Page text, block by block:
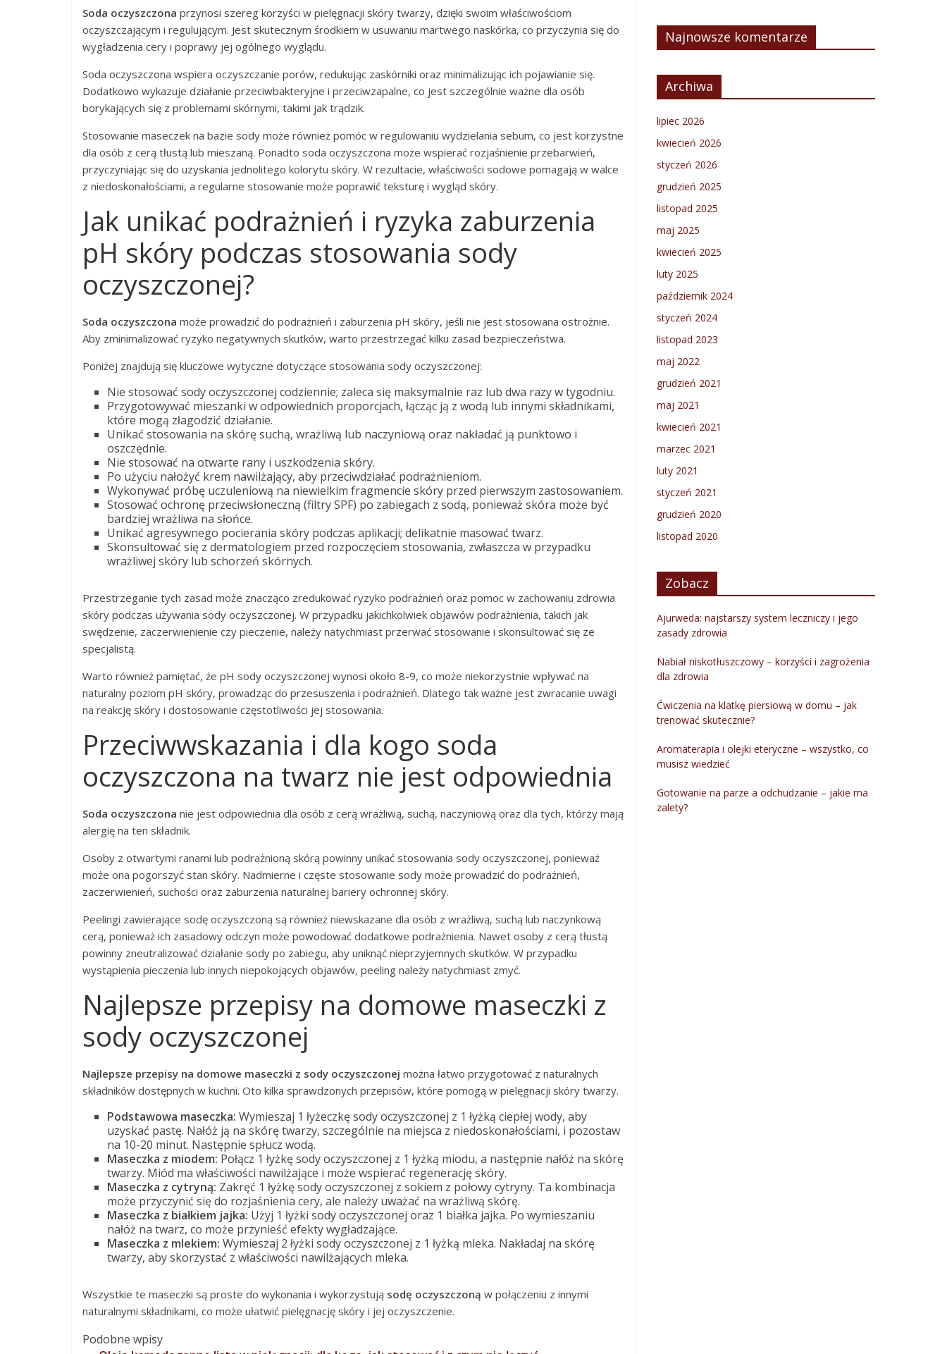
Soda oczyszczona przynosi szereg korzyści w pielęgnacji skóry twarzy, dzięki swoim właściwościom
oczyszczającym i regulującym. Jest skutecznym środkiem w usuwaniu martwego naskórka, co przyczynia się do
wygładzenia cery i poprawy jej ogólnego wyglądu.
Soda oczyszczona wspiera oczyszczanie porów, redukując zaskórniki oraz minimalizując ich pojawianie się.
Dodatkowo wykazuje działanie przeciwbakteryjne i przeciwzapalne, co jest szczególnie ważne dla osób
borykających się z problemami skórnymi, takimi jak trądzik.
Stosowanie maseczek na bazie sody może również pomóc w regulowaniu wydzielania sebum, co jest korzystne
dla osób z cerą tłustą lub mieszaną. Ponadto soda oczyszczona może wspierać rozjaśnienie przebarwień,
przyczyniając się do uzyskania jednolitego kolorytu skóry. W rezultacie, właściwości sodowe pomagają w walce
z niedoskonałościami, a regularne stosowanie może poprawić teksturę i wygląd skóry.
Jak unikać podrażnień i ryzyka zaburzenia
pH skóry podczas stosowania sody
oczyszczonej?
Soda oczyszczona może prowadzić do podrażnień i zaburzenia pH skóry, jeśli nie jest stosowana ostrożnie.
Aby zminimalizować ryzyko negatywnych skutków, warto przestrzegać kilku zasad bezpieczeństwa.
Poniżej znajdują się kluczowe wytyczne dotyczące stosowania sody oczyszczonej:
Nie stosować sody oczyszczonej codziennie; zaleca się maksymalnie raz lub dwa razy w tygodniu.
Przygotowywać mieszanki w odpowiednich proporcjach, łącząc ją z wodą lub innymi składnikami,
które mogą złagodzić działanie.
Unikać stosowania na skórę suchą, wrażliwą lub naczyniową oraz nakładać ją punktowo i
oszczędnie.
Nie stosować na otwarte rany i uszkodzenia skóry.
Po użyciu nałożyć krem nawilżający, aby przeciwdziałać podrażnieniom.
Wykonywać próbę uczuleniową na niewielkim fragmencie skóry przed pierwszym zastosowaniem.
Stosować ochronę przeciwsłoneczną (filtry SPF) po zabiegach z sodą, ponieważ skóra może być
bardziej wrażliwa na słońce.
Unikać agresywnego pocierania skóry podczas aplikacji; delikatnie masować twarz.
Skonsultować się z dermatologiem przed rozpoczęciem stosowania, zwłaszcza w przypadku
wrażliwej skóry lub schorzeń skórnych.
Przestrzeganie tych zasad może znacząco zredukować ryzyko podrażnień oraz pomoc w zachowaniu zdrowia
skóry podczas używania sody oczyszczonej. W przypadku jakichkolwiek objawów podrażnienia, takich jak
swędzenie, zaczerwienienie czy pieczenie, należy natychmiast przerwać stosowanie i skonsultować się ze
specjalistą.
Warto również pamiętać, że pH sody oczyszczonej wynosi około 8-9, co może niekorzystnie wpływać na
naturalny poziom pH skóry, prowadząc do przesuszenia i podrażnień. Dlatego tak ważne jest zwracanie uwagi
na reakcję skóry i dostosowanie częstotliwości jej stosowania.
Przeciwwskazania i dla kogo soda
oczyszczona na twarz nie jest odpowiednia
Soda oczyszczona nie jest odpowiednia dla osób z cerą wrażliwą, suchą, naczyniową oraz dla tych, którzy mają
alergię na ten składnik.
Osoby z otwartymi ranami lub podrażnioną skórą powinny unikać stosowania sody oczyszczonej, ponieważ
może ona pogorszyć stan skóry. Nadmierne i częste stosowanie sody może prowadzić do podrażnień,
zaczerwienień, suchości oraz zaburzenia naturalnej bariery ochronnej skóry.
Peelingi zawierające sodę oczyszczoną są również niewskazane dla osób z wrażliwą, suchą lub naczynkową
cerą, ponieważ ich zasadowy odczyn może powodować dodatkowe podrażnienia. Nawet osoby z cerą tłustą
powinny zneutralizować działanie sody po zabiegu, aby uniknąć nieprzyjemnych skutków. W przypadku
wystąpienia pieczenia lub innych niepokojących objawów, peeling należy natychmiast zmyć.
Najlepsze przepisy na domowe maseczki z
sody oczyszczonej
Najlepsze przepisy na domowe maseczki z sody oczyszczonej można łatwo przygotować z naturalnych
składników dostępnych w kuchni. Oto kilka sprawdzonych przepisów, które pomogą w pielęgnacji skóry twarzy.
Podstawowa maseczka: Wymieszaj 1 łyżeczkę sody oczyszczonej z 1 łyżką ciepłej wody, aby
uzyskać pastę. Nałóż ją na skórę twarzy, szczególnie na miejsca z niedoskonałościami, i pozostaw
na 10-20 minut. Następnie spłucz wodą.
Maseczka z miodem: Połącz 1 łyżkę sody oczyszczonej z 1 łyżką miodu, a następnie nałóż na skórę
twarzy. Miód ma właściwości nawilżające i może wspierać regenerację skóry.
Maseczka z cytryną: Zakręć 1 łyżkę sody oczyszczonej z sokiem z połowy cytryny. Ta kombinacja
może przyczynić się do rozjaśnienia cery, ale należy uważać na wrażliwą skórę.
Maseczka z białkiem jajka: Użyj 1 łyżki sody oczyszczonej oraz 1 białka jajka. Po wymieszaniu
nałóż na twarz, co może przynieść efekty wygładzające.
Maseczka z mlekiem: Wymieszaj 2 łyżki sody oczyszczonej z 1 łyżką mleka. Nakładaj na skórę
twarzy, aby skorzystać z właściwości nawilżających mleka.
Wszystkie te maseczki są proste do wykonania i wykorzystują sodę oczyszczoną w połączeniu z innymi
naturalnymi składnikami, co może ułatwić pielęgnację skóry i jej oczyszczenie.
Podobne wpisy
Najnowsze komentarze
Archiwa
lipiec 2026
kwiecień 2026
styczeń 2026
grudzień 2025
listopad 2025
maj 2025
kwiecień 2025
luty 2025
październik 2024
styczeń 2024
listopad 2023
maj 2022
grudzień 2021
maj 2021
kwiecień 2021
marzec 2021
luty 2021
styczeń 2021
grudzień 2020
listopad 2020
Zobacz
Ajurweda: najstarszy system leczniczy i jego
zasady zdrowia
Nabiał niskotłuszczowy – korzyści i zagrożenia
dla zdrowia
Ćwiczenia na klatkę piersiową w domu – jak
trenować skutecznie?
Aromaterapia i olejki eteryczne – wszystko, co
musisz wiedzieć
Gotowanie na parze a odchudzanie – jakie ma
zalety?